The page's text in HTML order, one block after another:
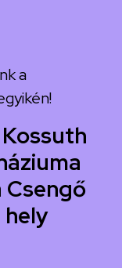
a
Csengő